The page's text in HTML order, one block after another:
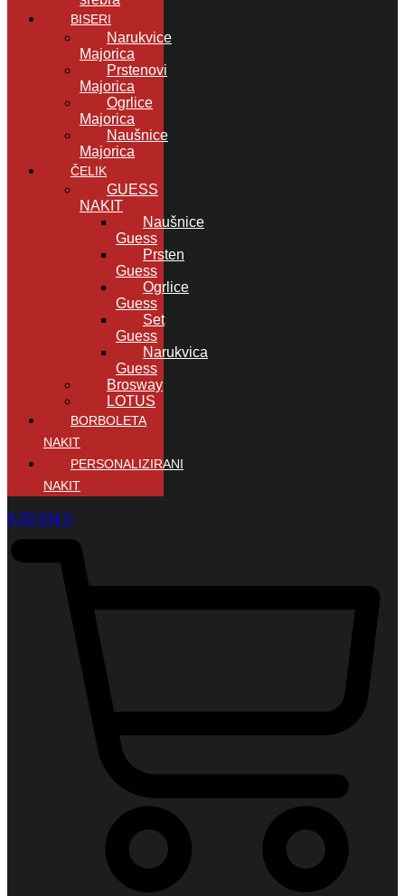
BISERI
Narukvice
Majorica
Prstenovi
Majorica
Ogrlice
Majorica
Naušnice
Majorica
ČELIK
GUESS
NAKIT
Naušnice
Guess
Prsten
Guess
Ogrlice
Guess
Set
Guess
Narukvica
Guess
Brosway
LOTUS
BORBOLETA
NAKIT
PERSONALIZIRANI
NAKIT
0,00 KM 0